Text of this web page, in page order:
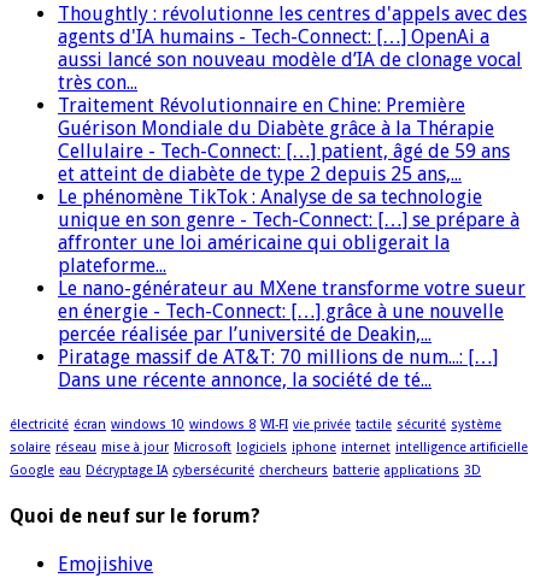
Thoughtly : révolutionne les centres d'appels avec des
agents d'IA humains - Tech-Connect: […] OpenAi a
aussi lancé son nouveau modèle d’IA de clonage vocal
très con...
Traitement Révolutionnaire en Chine: Première
Guérison Mondiale du Diabète grâce à la Thérapie
Cellulaire - Tech-Connect: […] patient, âgé de 59 ans
et atteint de diabète de type 2 depuis 25 ans,...
Le phénomène TikTok : Analyse de sa technologie
unique en son genre - Tech-Connect: […] se prépare à
affronter une loi américaine qui obligerait la
plateforme...
Le nano-générateur au MXene transforme votre sueur
en énergie - Tech-Connect: […] grâce à une nouvelle
percée réalisée par l’université de Deakin,...
Piratage massif de AT&T: 70 millions de num...: […]
Dans une récente annonce, la société de té...
électricité écran windows 10 windows 8 WI-FI vie privée tactile sécurité système
solaire réseau mise à jour Microsoft logiciels iphone internet intelligence artificielle
Google eau Décryptage IA cybersécurité chercheurs batterie applications 3D
Quoi de neuf sur le forum?
Emojishive